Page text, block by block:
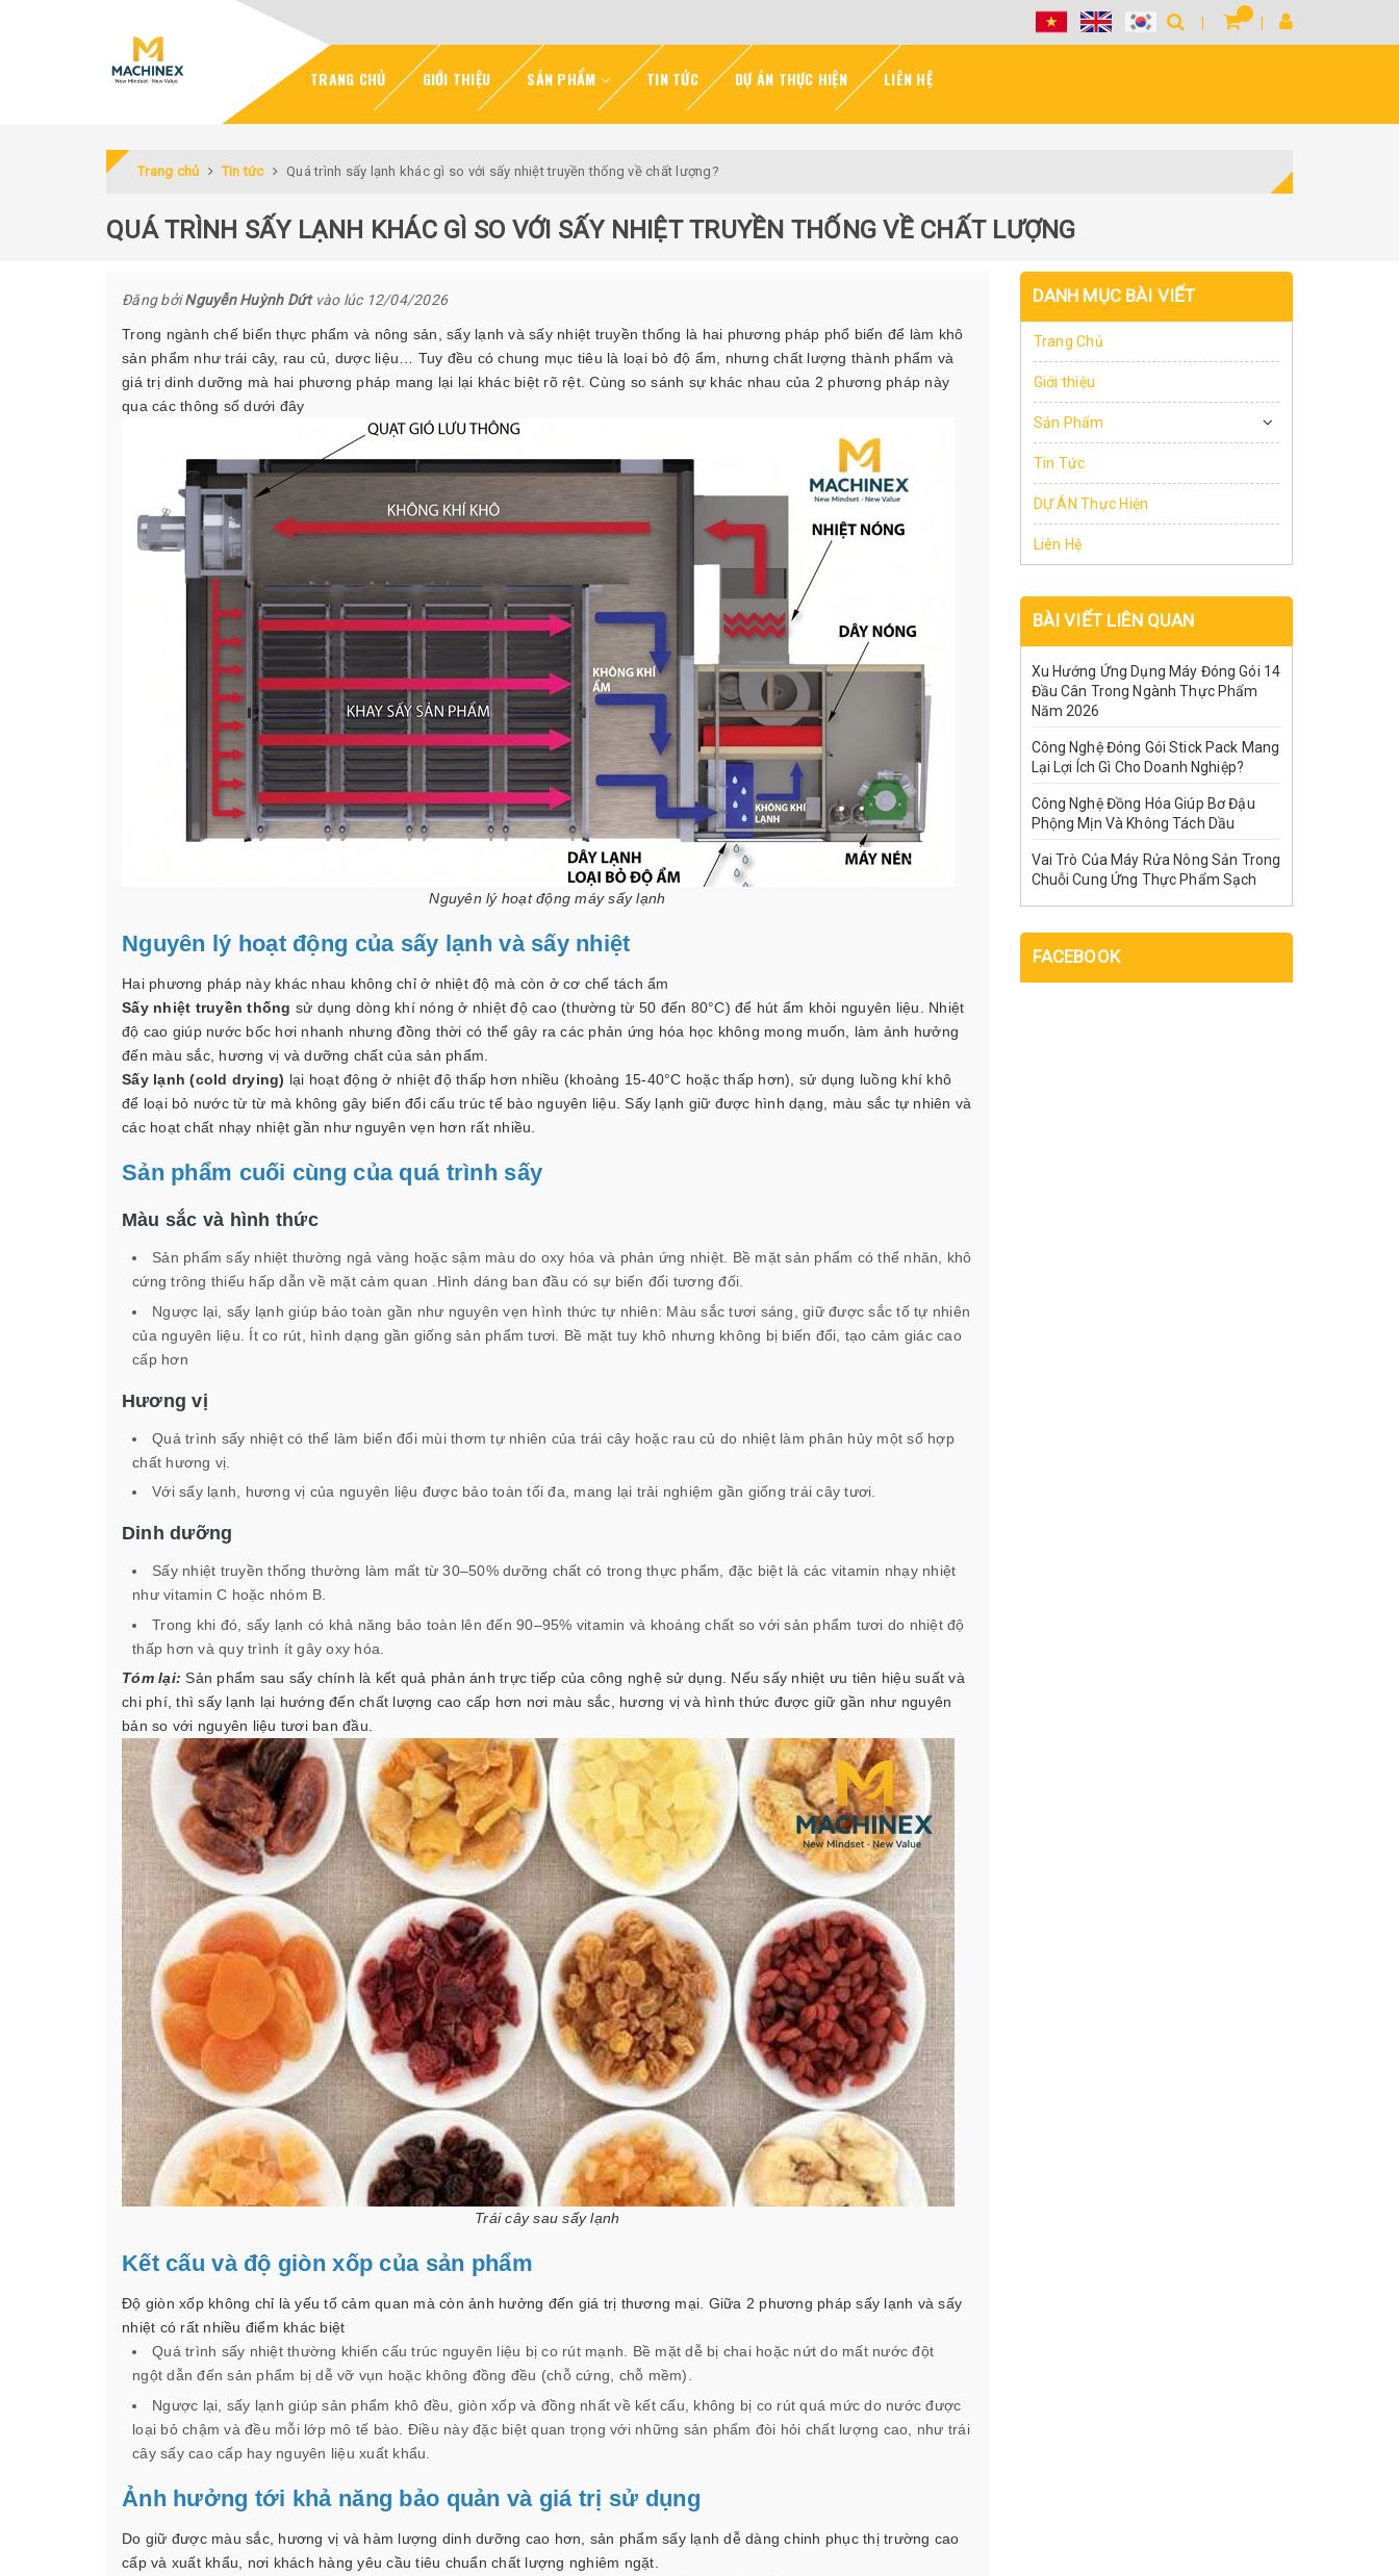
TRANG CHỦ GIỚI THIỆU SẢN PHẨM TIN TỨC DỰ ÁN THỰC HIỆN LIÊN HỆ
Trang chủ Tin tức Quá trình sấy lạnh khác gì so với sấy nhiệt truyền thống về chất lượng?
QUÁ TRÌNH SẤY LẠNH KHÁC GÌ SO VỚI SẤY NHIỆT TRUYỀN THỐNG VỀ CHẤT LƯỢNG
Đăng bởiNguyễn Huỳnh Dứtvào lúc 12/04/2026
Trong ngành chế biến thực phẩm và nông sản, sấy lạnh và sấy nhiệt truyền thống là hai phương pháp phổ biến để làm khô
sản phẩm như trái cây, rau củ, dược liệu… Tuy đều có chung mục tiêu là loại bỏ độ ẩm, nhưng chất lượng thành phẩm và
giá trị dinh dưỡng mà hai phương pháp mang lại lại khác biệt rõ rệt. Cùng so sánh sự khác nhau của 2 phương pháp này
qua các thông số dưới đây
Nguyên lý hoạt động máy sấy lạnh
Nguyên lý hoạt động của sấy lạnh và sấy nhiệt
Hai phương pháp này khác nhau không chỉ ở nhiệt độ mà còn ở cơ chế tách ẩm
Sấy nhiệt truyền thống sử dụng dòng khí nóng ở nhiệt độ cao (thường từ 50 đến 80°C) để hút ẩm khỏi nguyên liệu. Nhiệt
độ cao giúp nước bốc hơi nhanh nhưng đồng thời có thể gây ra các phản ứng hóa học không mong muốn, làm ảnh hưởng
đến màu sắc, hương vị và dưỡng chất của sản phẩm.
Sấy lạnh (cold drying) lại hoạt động ở nhiệt độ thấp hơn nhiều (khoảng 15-40°C hoặc thấp hơn), sử dụng luồng khí khô
để loại bỏ nước từ từ mà không gây biến đổi cấu trúc tế bào nguyên liệu. Sấy lạnh giữ được hình dạng, màu sắc tự nhiên và
các hoạt chất nhạy nhiệt gần như nguyên vẹn hơn rất nhiều.
Sản phẩm cuối cùng của quá trình sấy
Màu sắc và hình thức
Sản phẩm sấy nhiệt thường ngả vàng hoặc sậm màu do oxy hóa và phản ứng nhiệt. Bề mặt sản phẩm có thể nhăn, khô
cứng trông thiếu hấp dẫn về mặt cảm quan .Hình dáng ban đầu có sự biến đổi tương đối.
Ngược lại, sấy lạnh giúp bảo toàn gần như nguyên vẹn hình thức tự nhiên: Màu sắc tươi sáng, giữ được sắc tố tự nhiên
của nguyên liệu. Ít co rút, hình dạng gần giống sản phẩm tươi. Bề mặt tuy khô nhưng không bị biến đổi, tạo cảm giác cao
cấp hơn
Hương vị
Quá trình sấy nhiệt có thể làm biến đổi mùi thơm tự nhiên của trái cây hoặc rau củ do nhiệt làm phân hủy một số hợp
chất hương vị.
Với sấy lạnh, hương vị của nguyên liệu được bảo toàn tối đa, mang lại trải nghiệm gần giống trái cây tươi.
Dinh dưỡng
Sấy nhiệt truyền thống thường làm mất từ 30–50% dưỡng chất có trong thực phẩm, đặc biệt là các vitamin nhạy nhiệt
như vitamin C hoặc nhóm B.
Trong khi đó, sấy lạnh có khả năng bảo toàn lên đến 90–95% vitamin và khoáng chất so với sản phẩm tươi do nhiệt độ
thấp hơn và quy trình ít gây oxy hóa.
Tóm lại: Sản phẩm sau sấy chính là kết quả phản ánh trực tiếp của công nghệ sử dụng. Nếu sấy nhiệt ưu tiên hiệu suất và
chi phí, thì sấy lạnh lại hướng đến chất lượng cao cấp hơn nơi màu sắc, hương vị và hình thức được giữ gần như nguyên
bản so với nguyên liệu tươi ban đầu.
Trái cây sau sấy lạnh
Kết cấu và độ giòn xốp của sản phẩm
Độ giòn xốp không chỉ là yếu tố cảm quan mà còn ảnh hưởng đến giá trị thương mại. Giữa 2 phương pháp sấy lạnh và sấy
nhiệt có rất nhiều điểm khác biệt
Quá trình sấy nhiệt thường khiến cấu trúc nguyên liệu bị co rút mạnh. Bề mặt dễ bị chai hoặc nứt do mất nước đột
ngột dẫn đến sản phẩm bị dễ vỡ vụn hoặc không đồng đều (chỗ cứng, chỗ mềm).
Ngược lại, sấy lạnh giúp sản phẩm khô đều, giòn xốp và đồng nhất về kết cấu, không bị co rút quá mức do nước được
loại bỏ chậm và đều mỗi lớp mô tế bào. Điều này đặc biệt quan trọng với những sản phẩm đòi hỏi chất lượng cao, như trái
cây sấy cao cấp hay nguyên liệu xuất khẩu.
Ảnh hưởng tới khả năng bảo quản và giá trị sử dụng
Do giữ được màu sắc, hương vị và hàm lượng dinh dưỡng cao hơn, sản phẩm sấy lạnh dễ dàng chinh phục thị trường cao
cấp và xuất khẩu, nơi khách hàng yêu cầu tiêu chuẩn chất lượng nghiêm ngặt.
DANH MỤC BÀI VIẾT
Trang Chủ
Giới thiệu
Sản Phẩm
Tin Tức
DỰ ÁN Thực Hiện
Liên Hệ
BÀI VIẾT LIÊN QUAN
Xu Hướng Ứng Dụng Máy Đóng Gói 14
Đầu Cân Trong Ngành Thực Phẩm
Năm 2026
Công Nghệ Đóng Gói Stick Pack Mang
Lại Lợi Ích Gì Cho Doanh Nghiệp?
Công Nghệ Đồng Hóa Giúp Bơ Đậu
Phộng Mịn Và Không Tách Dầu
Vai Trò Của Máy Rửa Nông Sản Trong
Chuỗi Cung Ứng Thực Phẩm Sạch
FACEBOOK